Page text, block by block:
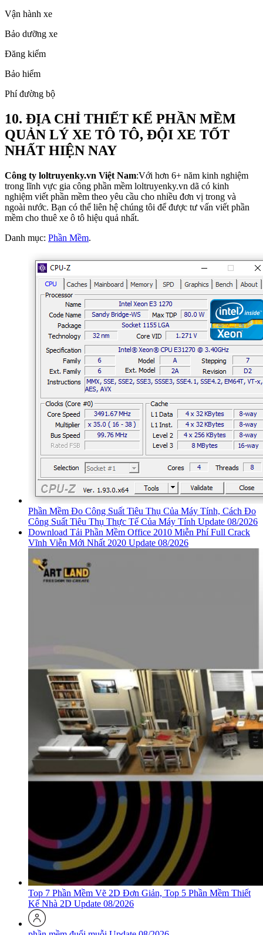
Vận hành xe
Bảo dưỡng xe
Đăng kiểm
Bảo hiểm
Phí đường bộ
10. ĐỊA CHỈ THIẾT KẾ PHẦN MỀM
QUẢN LÝ XE TÔ TÔ, ĐỘI XE TỐT
NHẤT HIỆN NAY
Công ty loltruyenky.vn Việt Nam:Với hơn 6+ năm kinh nghiệm
trong lĩnh vực gia công phần mềm loltruyenky.vn dã có kinh
nghiệm viết phần mềm theo yêu cầu cho nhiều đơn vị trong và
ngoài nước. Bạn có thể liên hệ chúng tôi để được tư vấn viết phần
mềm cho thuê xe ô tô hiệu quả nhất.
Danh mục: Phần Mềm.
Phần Mềm Đo Công Suất Tiêu Thụ Của Máy Tính, Cách Đo
Công Suất Tiêu Thụ Thực Tế Của Máy Tính Update 08/2026
Download Tải Phần Mềm Office 2010 Miễn Phí Full Crack
Vĩnh Viễn Mới Nhất 2020 Update 08/2026
Top 7 Phần Mềm Vẽ 2D Đơn Giản, Top 5 Phần Mềm Thiết
Kế Nhà 2D Update 08/2026